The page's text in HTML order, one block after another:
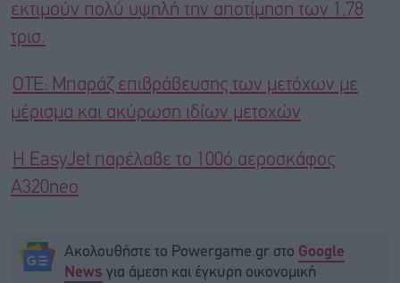
εκτιμούν πολύ υψηλή την αποτίμηση των 1,78
τρισ.
ΟΤΕ: Μπαράζ επιβράβευσης των μετόχων με
μέρισμα και ακύρωση ιδίων μετοχών
Η EasyJet παρέλαβε το 100ό αεροσκάφος
A320neo
Ακολουθήστε το Powergame.gr στο Google
News για άμεση και έγκυρη οικονομική